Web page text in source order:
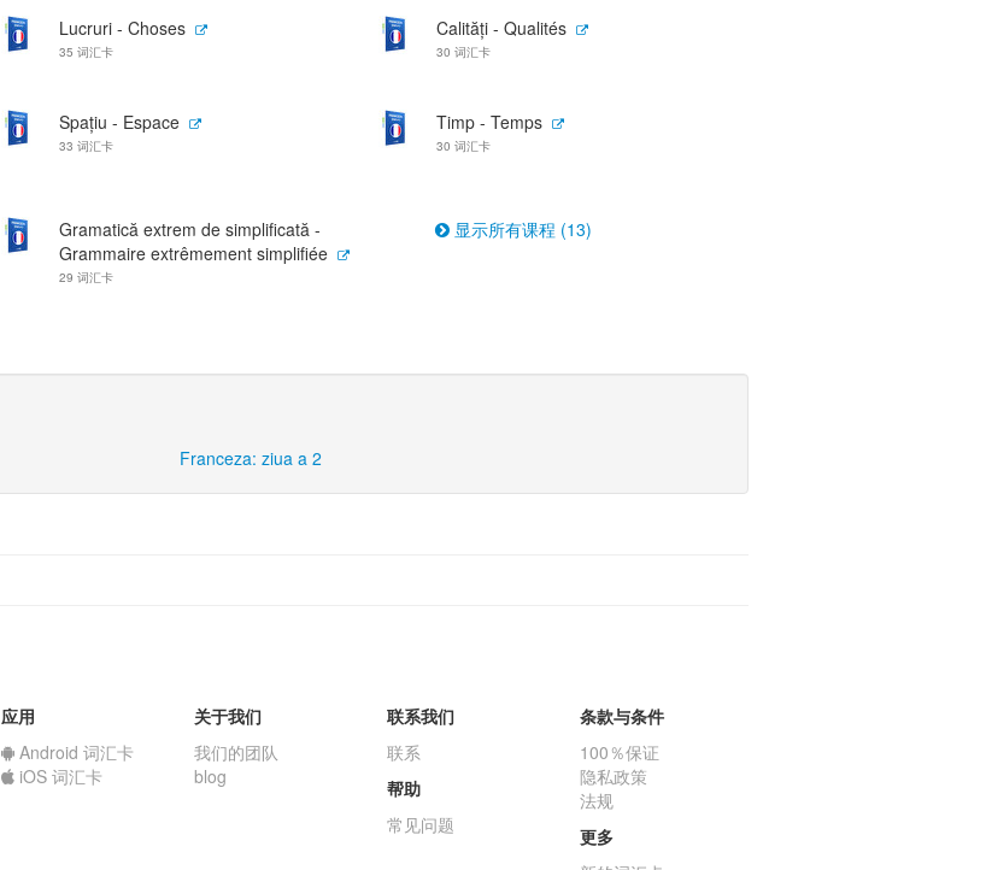
Lucruri - Choses
35 词汇卡
Calități - Qualités
30 词汇卡
Spațiu - Espace
33 词汇卡
Timp - Temps
30 词汇卡
Gramatică extrem de simplificată -
Grammaire extrêmement simplifiée
29 词汇卡
显示所有课程 (13)
Franceza: ziua a 2
应用
Android 词汇卡
iOS 词汇卡
关于我们
我们的团队
blog
联系我们
联系
帮助
常见问题
条款与条件
100％保证
隐私政策
法规
更多